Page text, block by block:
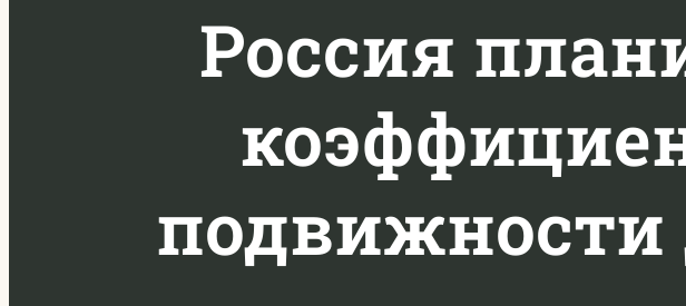
Россия
подвижности